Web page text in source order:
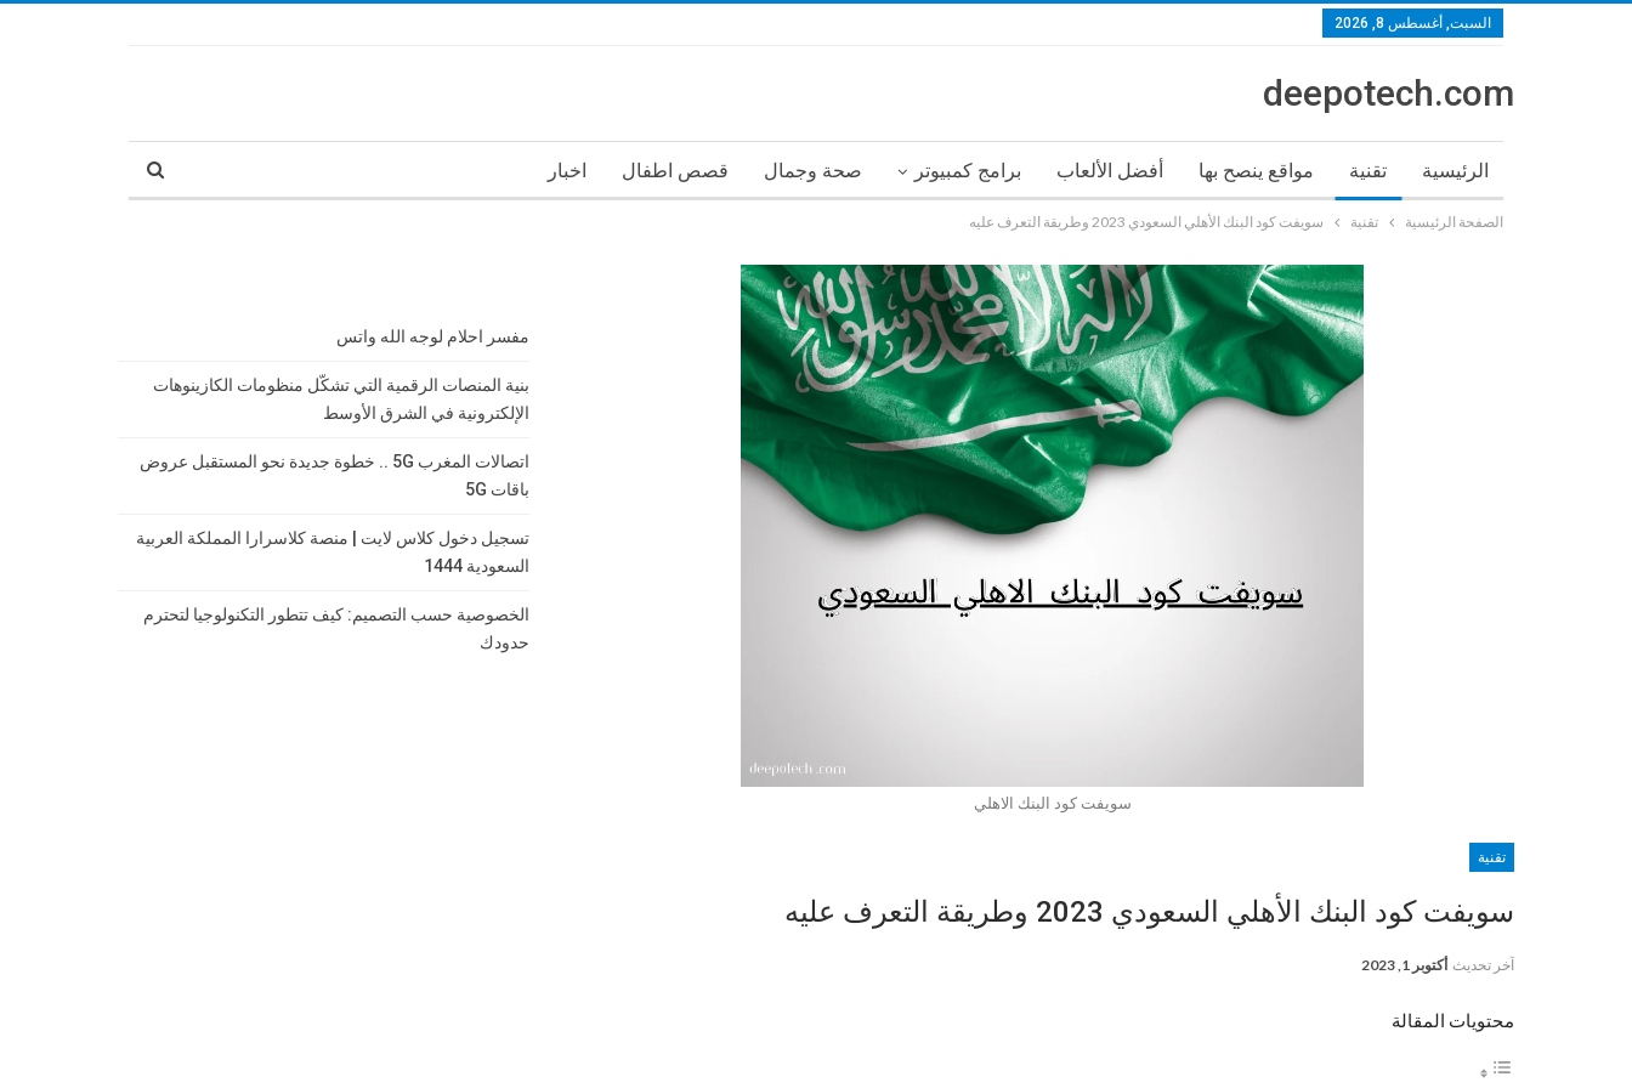
السبت, أغسطس 8, 2026
deepotech.com
الرئيسية تقنية مواقع ينصح بها أفضل الألعاب برامج كمبيوتر صحة وجمال قصص اطفال اخبار
الصفحة الرئيسية تقنية سويفت كود البنك الأهلي السعودي 2023 وطريقة التعرف عليه
سويفت كود البنك الاهلي
تقنية
سويفت كود البنك الأهلي السعودي 2023 وطريقة التعرف عليه
آخر تحديث أكتوبر 1, 2023
محتويات المقالة
مفسر احلام لوجه الله واتس
بنية المنصات الرقمية التي تشكّل منظومات الكازينوهات
الإلكترونية في الشرق الأوسط
اتصالات المغرب 5G .. خطوة جديدة نحو المستقبل عروض
باقات 5G
تسجيل دخول كلاس لايت | منصة كلاسرارا المملكة العربية
السعودية 1444
الخصوصية حسب التصميم: كيف تتطور التكنولوجيا لتحترم
حدودك